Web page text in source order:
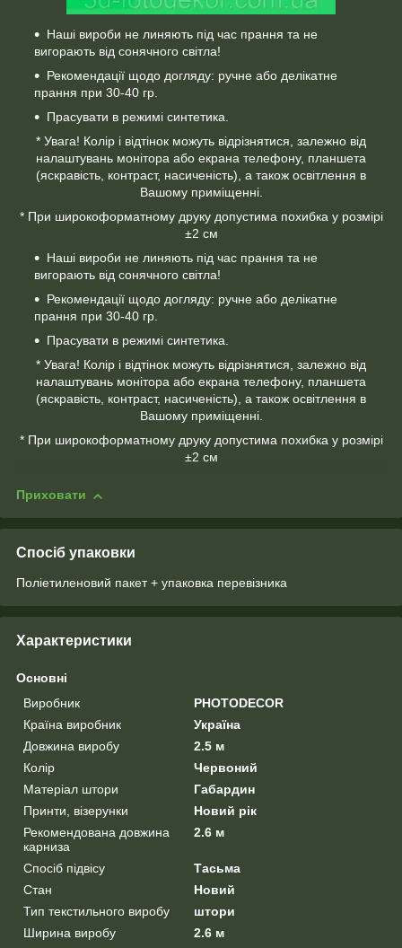
Наші вироби не линяють під час прання та не
вигорають від сонячного світла!
Рекомендації щодо догляду: ручне або делікатне
прання при 30-40 гр.
Прасувати в режимі синтетика.
* Увага! Колір і відтінок можуть відрізнятися, залежно від
налаштувань монітора або екрана телефону, планшета
(яскравість, контраст, насиченість), а також освітлення в
Вашому приміщенні.
* При широкоформатному друку допустима похибка у розмірі
±2 см
Наші вироби не линяють під час прання та не
вигорають від сонячного світла!
Рекомендації щодо догляду: ручне або делікатне
прання при 30-40 гр.
Прасувати в режимі синтетика.
* Увага! Колір і відтінок можуть відрізнятися, залежно від
налаштувань монітора або екрана телефону, планшета
(яскравість, контраст, насиченість), а також освітлення в
Вашому приміщенні.
* При широкоформатному друку допустима похибка у розмірі
±2 см
Приховати
Спосіб упаковки
Поліетиленовий пакет + упаковка перевізника
Характеристики
Основні
Виробник
PHOTODECOR
Країна виробник
Україна
Довжина виробу
2.5 м
Колір
Червоний
Матеріал штори
Габардин
Принти, візерунки
Новий рік
Рекомендована довжина
карниза
2.6 м
Спосіб підвісу
Тасьма
Стан
Новий
Тип текстильного виробу
штори
Ширина виробу
2.6 м